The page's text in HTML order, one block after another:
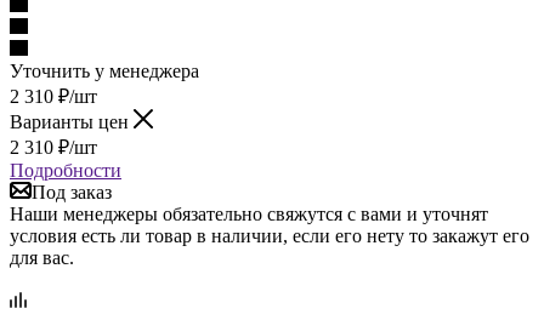
Варианты цен
2 310
Подробности
Под заказ
Наши менеджеры обязательно свяжутся с вами и уточнят
условия есть ли товар в наличии, если его нету то закажут его
для вас.
Описание
Наличие